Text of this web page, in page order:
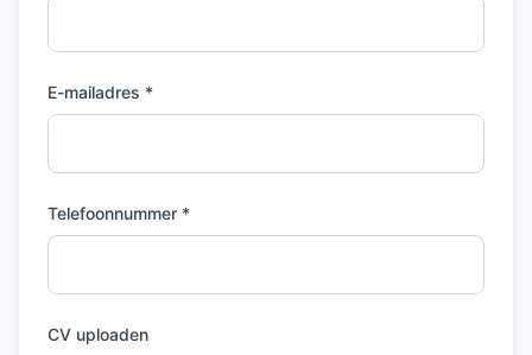
E-mailadres *
Telefoonnummer *
CV uploaden